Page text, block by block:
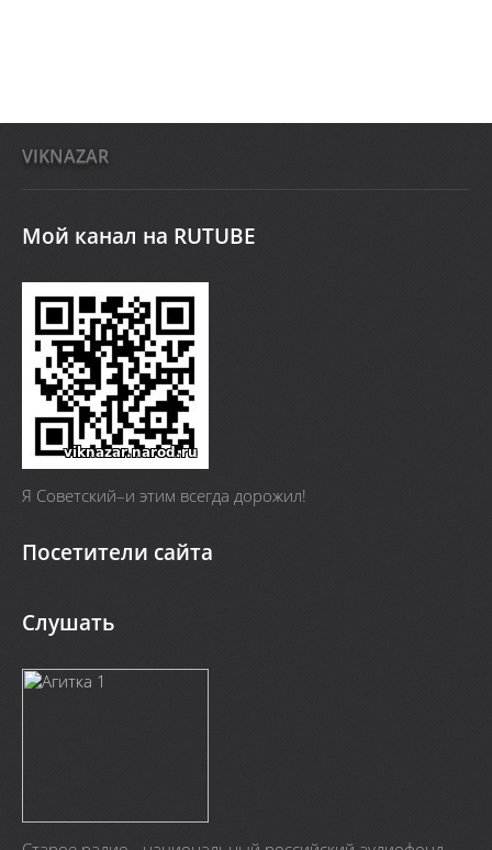
VIKNAZAR
Мой канал на RUTUBE
Я Cоветский–и этим всегда дорожил!
Посетители сайта
Слушать